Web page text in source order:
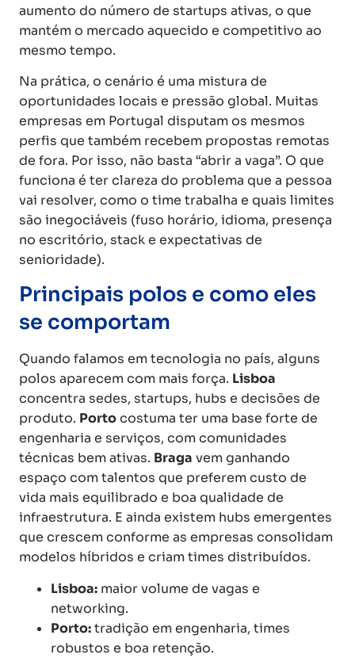
aumento do número de startups ativas, o que
mantém o mercado aquecido e competitivo ao
mesmo tempo.
Na prática, o cenário é uma mistura de
oportunidades locais e pressão global. Muitas
empresas em Portugal disputam os mesmos
perfis que também recebem propostas remotas
de fora. Por isso, não basta “abrir a vaga”. O que
funciona é ter clareza do problema que a pessoa
vai resolver, como o time trabalha e quais limites
são inegociáveis (fuso horário, idioma, presença
no escritório, stack e expectativas de
senioridade).
Principais polos e como eles
se comportam
Quando falamos em tecnologia no país, alguns
polos aparecem com mais força. Lisboa
concentra sedes, startups, hubs e decisões de
produto. Portocostuma ter uma base forte de
engenharia e serviços, com comunidades
técnicas bem ativas. Braga vem ganhando
espaço com talentos que preferem custo de
vida mais equilibrado e boa qualidade de
infraestrutura. E ainda existem hubs emergentes
que crescem conforme as empresas consolidam
modelos híbridos e criam times distribuídos.
Lisboa: maior volume de vagas e
networking.
Porto:tradição em engenharia, times
robustos e boa retenção.